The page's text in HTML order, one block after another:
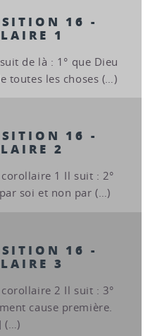
16 -
1
de là : 1° que Dieu
toutes les choses (…)
16 -
2
1 Il suit : 2°
soi et non par (…)
16 -
3
2 Il suit : 3°
cause première.
(…)